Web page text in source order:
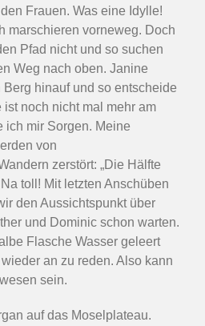
Frauen. Was eine Idylle!
marschieren vorneweg. Doch
Pfad nicht und so suchen
Weg nach oben. Janine
hinauf und so entscheide
noch nicht mal mehr am
ich mir Sorgen. Meine
von
zerstört: „Die Hälfte
toll! Mit letzten Anschüben
den Aussichtspunkt über
und Dominic schon warten.
Flasche Wasser geleert
an zu reden. Also kann
sein.
auf das Moselplateau.